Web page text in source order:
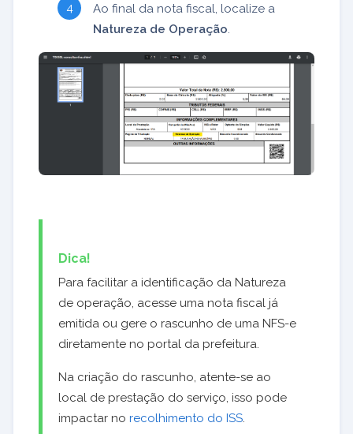
Ao final da nota fiscal, localize a
Natureza de Operação.
Dica!
Para facilitar a identificação da Natureza
de operação, acesse uma nota fiscal já
emitida ou gere o rascunho de uma NFS-e
diretamente no portal da prefeitura.
Na criação do rascunho, atente-se ao
local de prestação do serviço, isso pode
impactar no recolhimento do ISS.